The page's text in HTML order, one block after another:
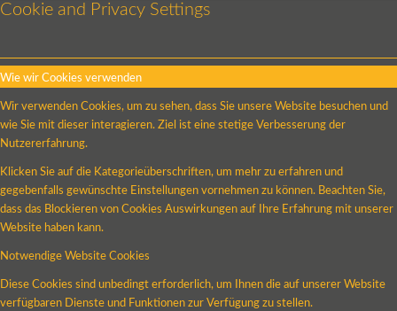
Cookie and Privacy Settings
Wie wir Cookies verwenden
Wir verwenden Cookies, um zu sehen, dass Sie unsere Website besuchen und
wie Sie mit dieser interagieren. Ziel ist eine stetige Verbesserung der
Nutzererfahrung.
Klicken Sie auf die Kategorieüberschriften, um mehr zu erfahren und
gegebenfalls gewünschte Einstellungen vornehmen zu können. Beachten Sie,
dass das Blockieren von Cookies Auswirkungen auf Ihre Erfahrung mit unserer
Website haben kann.
Notwendige Website Cookies
Diese Cookies sind unbedingt erforderlich, um Ihnen die auf unserer Website
verfügbaren Dienste und Funktionen zur Verfügung zu stellen.